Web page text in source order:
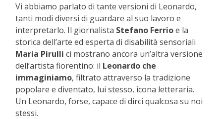
Vi abbiamo parlato di tante versioni di Leonardo,
tanti modi diversi di guardare al suo lavoro e
interpretarlo. Il giornalista Stefano Ferrioe la
storica dell’arte ed esperta di disabilità sensoriali
Maria Pirulli ci mostrano ancora un’altra versione
dell’artista fiorentino: il Leonardo che
immaginiamo, filtrato attraverso la tradizione
popolare e diventato, lui stesso, icona letteraria.
Un Leonardo, forse, capace di dirci qualcosa su noi
stessi.